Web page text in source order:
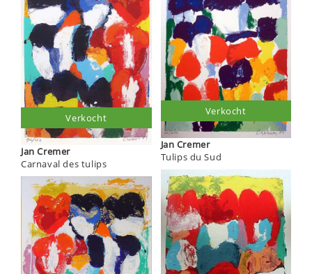
Jan Cremer
Carnaval des tulips
Verkocht
Jan Cremer
Tulips du Sud
Verkocht